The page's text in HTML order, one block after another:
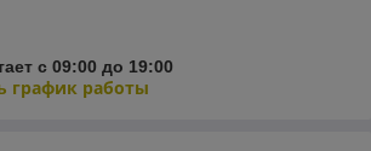
с 09:00 до 19:00
график работы